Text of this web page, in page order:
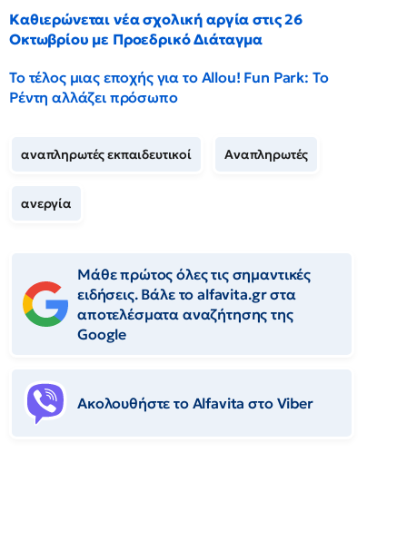
Καθιερώνεται νέα σχολική αργία στις 26
Οκτωβρίου με Προεδρικό Διάταγμα
Το τέλος μιας εποχής για το Allou! Fun Park: Το
Ρέντη αλλάζει πρόσωπο
αναπληρωτές εκπαιδευτικοί Αναπληρωτές
ανεργία
Μάθε πρώτος όλες τις σημαντικές
ειδήσεις. Βάλε το alfavita.gr στα
αποτελέσματα αναζήτησης της
Google
Ακολουθήστε το Αlfavita στο Viber